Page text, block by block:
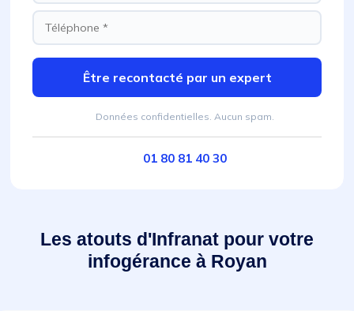
Être recontacté par un expert
Données confidentielles. Aucun spam.
01 80 81 40 30
Les atouts d'Infranat pour votre
infogérance à Royan